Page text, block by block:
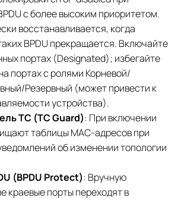
с более высоким приоритетом.
восстанавливается, когда
BPDU прекращается. Включайте
портах (Designated); избегайте
портах с ролями Корневой/
Резервный (может привести к
устройства).
TC (TC Guard): При включении
таблицы MAC-адресов при
об изменении топологии
(BPDU Protect): Вручную
краевые порты переходят в